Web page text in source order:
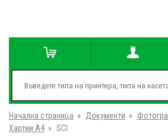
Начална страница » Документи »
Хартии A4 » SCI